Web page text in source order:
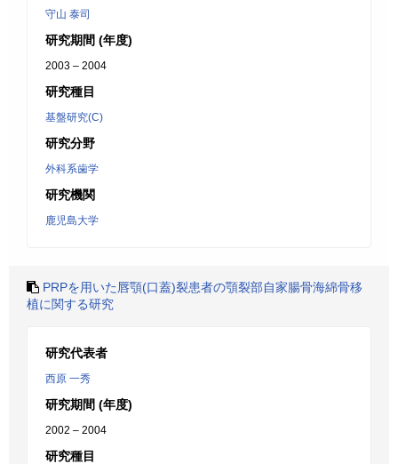
守山 泰司
研究期間 (年度)
2003 – 2004
研究種目
基盤研究(C)
研究分野
外科系歯学
研究機関
鹿児島大学
PRPを用いた唇顎(口蓋)裂患者の顎裂部自家腸骨海綿骨移
植に関する研究
研究代表者
西原 一秀
研究期間 (年度)
2002 – 2004
研究種目